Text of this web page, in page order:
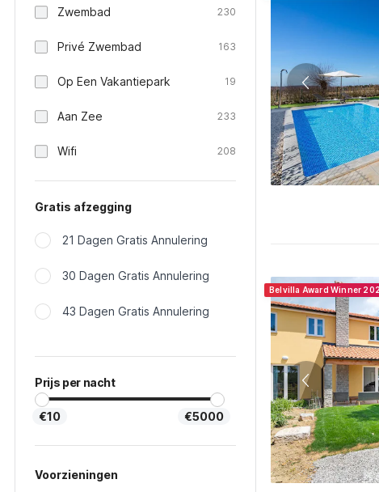
Zwembad 230
Privé Zwembad 163
Op Een Vakantiepark 19
Aan Zee 233
Wifi 208
Gratis afzegging
21 Dagen Gratis Annulering
30 Dagen Gratis Annulering
43 Dagen Gratis Annulering
Prijs per nacht
€10 €5000
Voorzieningen
Belvilla Award Winner